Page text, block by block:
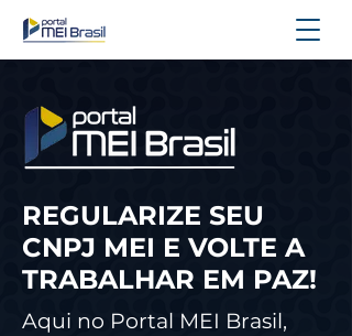
REGULARIZE SEU
CNPJ MEI E VOLTE A
TRABALHAR EM PAZ!
Aqui no Portal MEI Brasil,